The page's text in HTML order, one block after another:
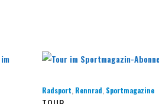
Radsport Rennrad Sportmagazine